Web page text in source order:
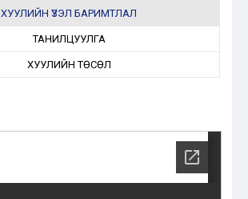
ХУУЛИЙН ҮЗЭЛ БАРИМТЛАЛ
ТАНИЛЦУУЛГА
ХУУЛИЙН ТӨСӨЛ